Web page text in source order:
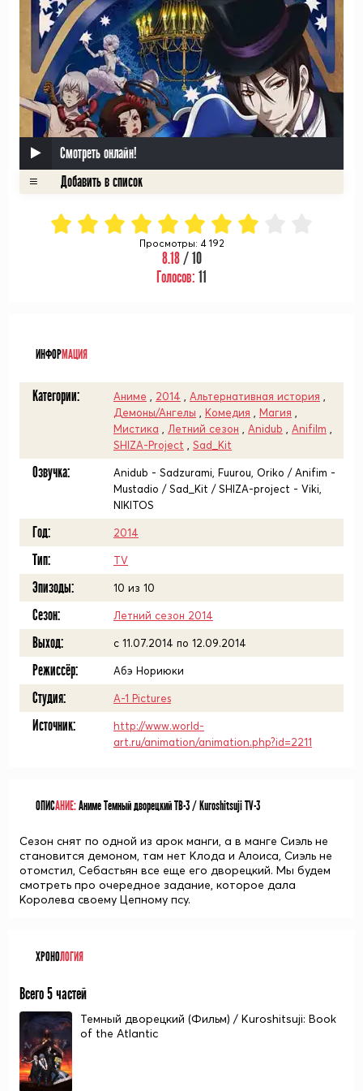
Смотреть онлайн!
Просмотры: 4 192
8.18/ 10
Голосов: 11
ИНФОРМАЦИЯ
Категории: Аниме 2014 Альтернативная история
Демоны/Ангелы
Комедия Магия
Мистика
Летний сезон Anidub Anifilm
SHIZA-Project
Sad_Kit
Озвучка:
Anidub - Sadzurami, Fuurou, Oriko / Anifim -
Mustadio / Sad_Kit / SHIZA-project - Viki,
NIKITOS
Год: 2014
Тип: TV
Эпизоды: 10 из 10
Сезон: Летний сезон 2014
Выход: c 11.07.2014 по 12.09.2014
Режиссёр: Абэ Нориюки
Студия: A-1 Pictures
Источник:
http://www.world-
art.ru/animation/animation.php?id=2211
ОПИСАНИЕ:Аниме Темный дворецкий ТВ-3 / Kuroshitsuji TV-3
Сезон снят по одной из арок манги, а в манге Сиэль не
становится демоном, там нет Клода и Алоиса, Сиэль не
отомстил, Себастьян все еще его дворецкий. Мы будем
смотреть про очередное задание, которое дала
Королева своему Цепному псу.
ХРОНОЛОГИЯ
Всего 5 частей
Темный дворецкий (Фильм) / Kuroshitsuji: Book
of the Atlantic